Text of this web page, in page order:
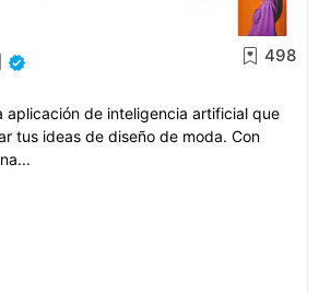
498
aplicación de inteligencia artificial que
tus ideas de diseño de moda. Con